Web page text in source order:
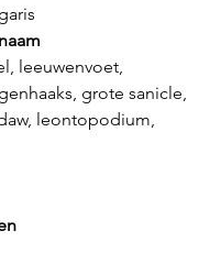
leeuwenvoet,
grote sanicle,
leontopodium,